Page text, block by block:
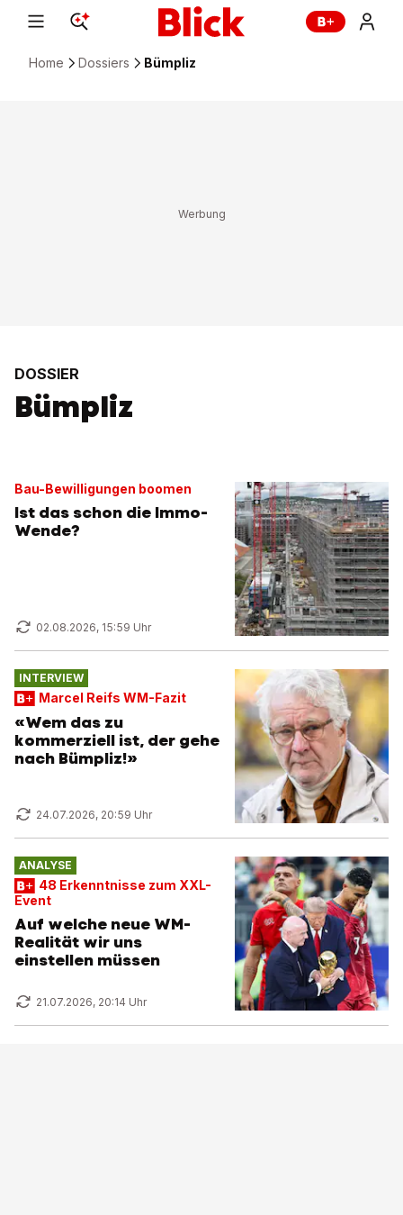
Home Dossiers Bümpliz
DOSSIER
Bümpliz
Bau-Bewilligungen boomen
Ist das schon die Immo-
Wende?
02.08.2026, 15:59 Uhr
INTERVIEW
Marcel Reifs WM-Fazit
«Wem das zu
kommerziell ist, der gehe
nach Bümpliz!»
24.07.2026, 20:59 Uhr
ANALYSE
48 Erkenntnisse zum XXL-
Event
Auf welche neue WM-
Realität wir uns
einstellen müssen
21.07.2026, 20:14 Uhr